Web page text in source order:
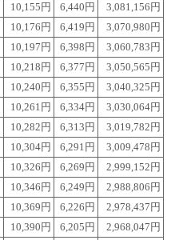
10,155円 6,440円
3,081,156円
10,176円 6,419円
3,070,980円
10,197円 6,398円
3,060,783円
10,218円 6,377円
3,050,565円
10,240円 6,355円
3,040,325円
10,261円 6,334円
3,030,064円
10,282円 6,313円
3,019,782円
10,304円 6,291円
3,009,478円
10,326円 6,269円
2,999,152円
10,346円 6,249円
2,988,806円
10,369円 6,226円
2,978,437円
10,390円 6,205円
2,968,047円